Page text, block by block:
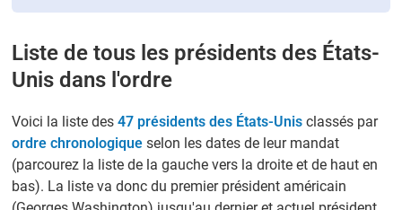
Liste de tous les présidents des États-
Unis dans l'ordre
Voici la liste des47 présidents des États-Unis classés par
ordre chronologique selon les dates de leur mandat
(parcourez la liste de la gauche vers la droite et de haut en
bas). La liste va donc du premier président américain